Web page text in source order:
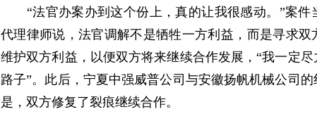
“法官办案办到这个份上，真的让我很感动。”案件
代理律师说，法官调解不是牺牲一方利益，而是寻求双
维护双方利益，以便双方将来继续合作发展，“我一定
路子”。此后，宁夏中强威普公司与安徽扬帆机械公司
是，双方修复了裂痕继续合作。